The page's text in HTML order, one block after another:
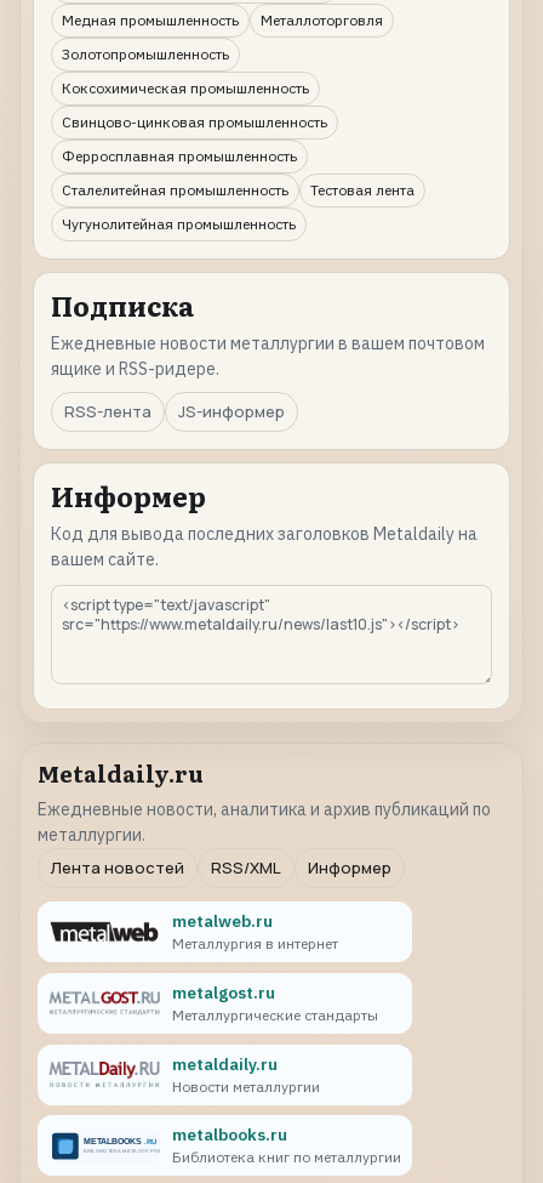
Медная промышленность
Металлоторговля
Золотопромышленность
Коксохимическая промышленность
Свинцово-цинковая промышленность
Ферросплавная промышленность
Сталелитейная промышленность
Тестовая лента
Чугунолитейная промышленность
Подписка
Ежедневные новости металлургии в вашем почтовом
ящике и RSS-ридере.
RSS-лента
JS-информер
Информер
Код для вывода последних заголовков Metaldaily на
вашем сайте.
Metaldaily.ru
Ежедневные новости, аналитика и архив публикаций по
металлургии.
Лента новостей
RSS/XML Информер
metalweb.ru
Металлургия в интернет
metalgost.ru
Металлургические стандарты
metaldaily.ru
Новости металлургии
metalbooks.ru
Библиотека книг по металлургии